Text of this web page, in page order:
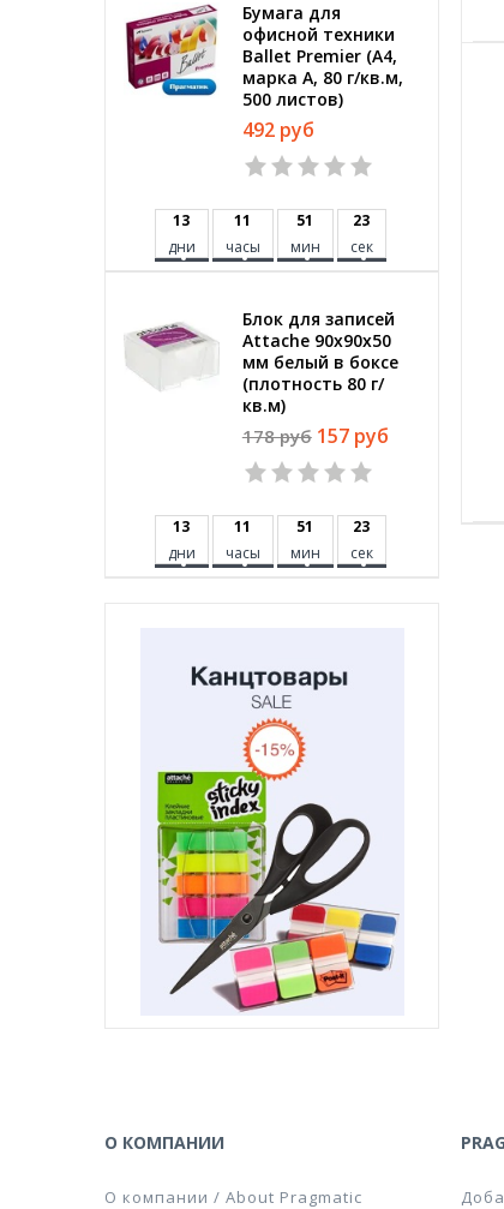
Бумага для
офисной техники
Ballet Premier (А4,
марка A, 80 г/кв.м,
500 листов)
492 руб
13
дни
11
часы
51
мин
23
сек
Блок для записей
Attache 90x90x50
мм белый в боксе
(плотность 80 г/
кв.м)
178 руб 157 руб
13
дни
11
часы
51
мин
23
сек
О КОМПАНИИ
О компании / About Pragmatic